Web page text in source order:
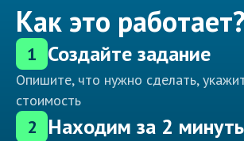
Как это работает?
1 Создайте задание
Опишите, что нужно сделать,
стоимость
2 Находим за 2